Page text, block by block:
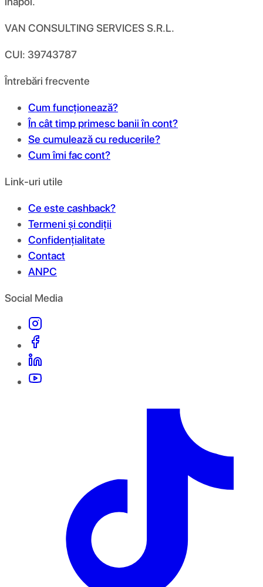
VAN CONSULTING SERVICES S.R.L.
CUI: 39743787
Întrebări frecvente
Cum funcționează?
În cât timp primesc banii în cont?
Se cumulează cu reducerile?
Cum îmi fac cont?
Link-uri utile
Ce este cashback?
Termeni și condiții
Confidențialitate
Contact
ANPC
Social Media